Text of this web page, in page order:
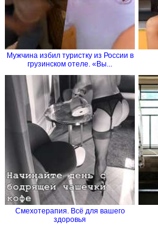
Мужчина избил туристку из России в
грузинском отеле. «Вы...
Смехотерапия. Всё для вашего
здоровья